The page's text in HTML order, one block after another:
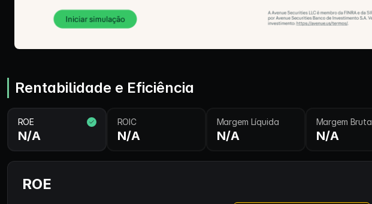
Rentabilidade e Eficiência
ROE
N/A
ROIC
N/A
Margem Líquida
N/A
Margem Bruta
N/A
ROE